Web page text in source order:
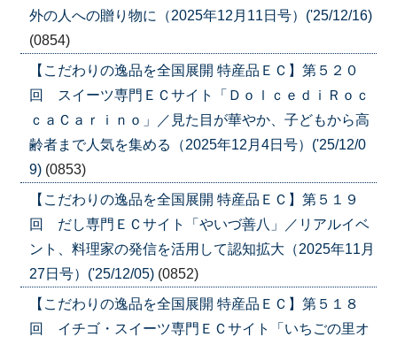
外の人への贈り物に（2025年12月11日号）('25/12/16)
(0854)
【こだわりの逸品を全国展開 特産品ＥＣ】第５２０
回 スイーツ専門ＥＣサイト「ＤｏｌｃｅｄｉＲｏｃ
ｃａＣａｒｉｎｏ」／見た目が華やか、子どもから高
齢者まで人気を集める（2025年12月4日号）('25/12/0
9) (0853)
【こだわりの逸品を全国展開 特産品ＥＣ】第５１９
回 だし専門ＥＣサイト「やいづ善八」／リアルイベ
ント、料理家の発信を活用して認知拡大（2025年11月
27日号）('25/12/05) (0852)
【こだわりの逸品を全国展開 特産品ＥＣ】第５１８
回 イチゴ・スイーツ専門ＥＣサイト「いちごの里オ